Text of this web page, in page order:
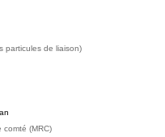
particules de liaison)
comté (MRC)